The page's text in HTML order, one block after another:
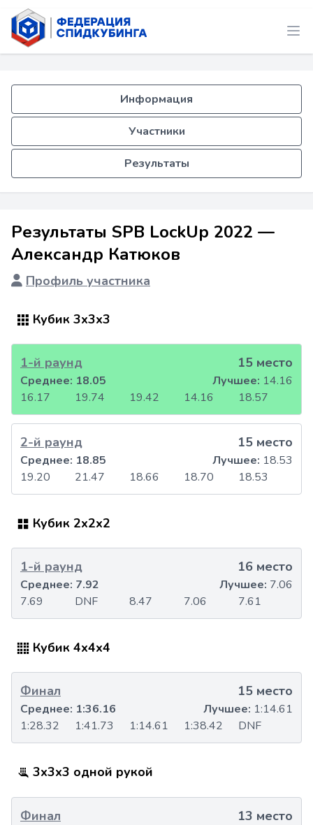
Информация
Участники
Результаты
Результаты SPB LockUp 2022 —
Александр Катюков
Профиль участника
Кубик 3x3x3
1-й раунд 15 место
16.17 19.74 19.42 14.16 18.57
Среднее: 18.05 Лучшее: 14.16
2-й раунд 15 место
19.20 21.47 18.66 18.70 18.53
Среднее: 18.85 Лучшее: 18.53
Кубик 2x2x2
1-й раунд 16 место
7.69 DNF 8.47 7.06 7.61
Среднее: 7.92 Лучшее: 7.06
Кубик 4x4x4
Финал 15 место
1:28.32 1:41.73 1:14.61 1:38.42 DNF
Среднее: 1:36.16 Лучшее: 1:14.61
3x3x3 одной рукой
Финал 13 место